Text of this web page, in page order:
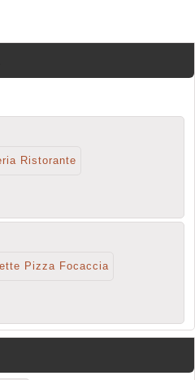
Ristorante
Pizza Focaccia